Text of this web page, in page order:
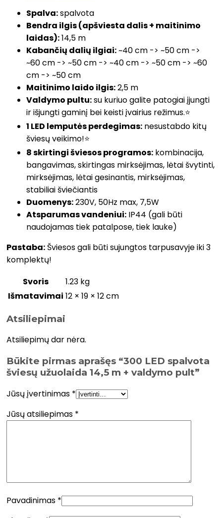
Spalva:spalvota
Bendra ilgis (apšviesta dalis + maitinimo
laidas):14,5 m
Kabančių dalių ilgiai:~40 cm -> ~50 cm ->
~60 cm -> ~50 cm -> ~40 cm -> ~50 cm -> ~60
cm -> ~50 cm
Maitinimo laido ilgis:2,5 m
Valdymo pultu:su kuriuo galite patogiai įjungti
ir išjungti gaminį bei keisti įvairius režimus.⭐
1 LED lemputės perdegimas: nesustabdo kitų
šviesų veikimo!⭐
8 skirtingi šviesos programos: kombinacija,
bangavimas, skirtingas mirksėjimas, lėtai švytinti,
mirksėjimas, lėtai gesinantis, mirksėjimas,
stabiliai šviečiantis
Duomenys:230V, 50Hz max, 7,5W
Atsparumas vandeniui: IP44 (gali būti
naudojamas tiek patalpose, tiek lauke)
Pastaba: Šviesos gali būti sujungtos tarpusavyje iki 3
komplektų!
Svoris
1.23 kg
Išmatavimai 12 × 19 × 12 cm
Atsiliepimai
Atsiliepimų dar nėra.
Būkite pirmas aprašęs “300 LED spalvota
šviesų užuolaida 14,5 m + valdymo pult”
Jūsų įvertinimas *
Jūsų atsiliepimas *
Pavadinimas *